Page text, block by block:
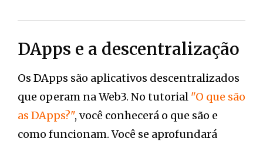
DApps e a descentralização
Os DApps são aplicativos descentralizados
que operam na Web3. No tutorial "O que são
as DApps?", você conhecerá o que são e
como funcionam. Você se aprofundará